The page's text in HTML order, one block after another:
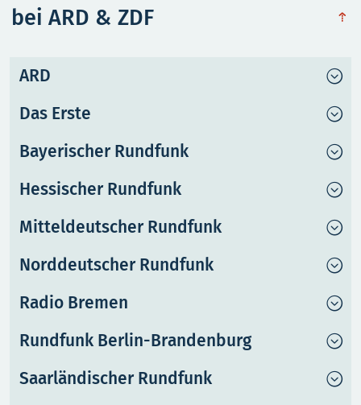
bei ARD & ZDF
ARD
Das Erste
Bayerischer Rundfunk
Hessischer Rundfunk
Mitteldeutscher Rundfunk
Norddeutscher Rundfunk
Radio Bremen
Rundfunk Berlin-Brandenburg
Saarländischer Rundfunk